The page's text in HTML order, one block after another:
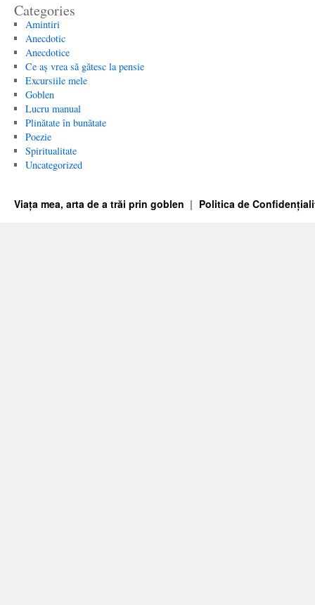
Categories
Amintiri
Anecdotic
Anecdotice
Ce aș vrea să gătesc la pensie
Excursiile mele
Goblen
Lucru manual
Plinătate în bunătate
Poezie
Spiritualitate
Uncategorized
Viața mea, arta de a trăi prin goblen Politica de